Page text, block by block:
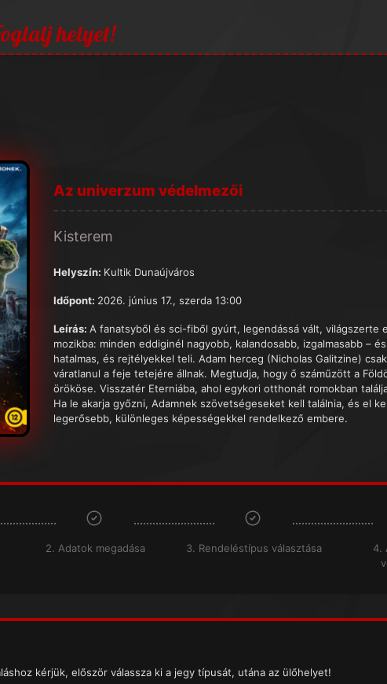
helyet!
Az univerzum védelmezői
Kisterem
Helyszín: Kultik Dunaújváros
Időpont: 2026. június 17., szerda 13:00
Leírás: A fanatsyből és sci-fiből gyúrt, legendássá vált,
mozikba: minden eddiginél nagyobb, kalandosabb, izgalmasabb –
hatalmas, és rejtélyekkel teli. Adam herceg (Nicholas Galitzine)
váratlanul a feje tetejére állnak. Megtudja, hogy ő száműzött a
örököse. Visszatér Eterniába, ahol egykori otthonát romokban
Ha le akarja győzni, Adamnek szövetségeseket kell találnia, és el
legerősebb, különleges képességekkel rendelkező embere.
2. Adatok megadása 3. Rendeléstípus választása
4.
kérjük, először válassza ki a jegy típusát, utána az ülőhelyet!